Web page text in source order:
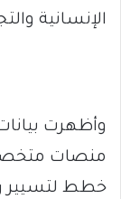
الإنسانية
وأظهرت
منصات
خطط لتسيير